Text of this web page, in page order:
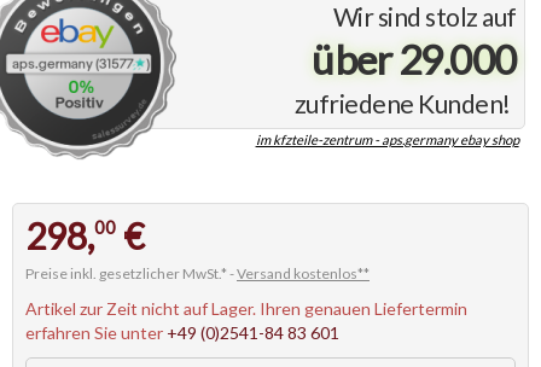
Wir sind stolz auf
über 29.000
zufriedene Kunden!
im kfzteile-zentrum - aps.germany ebay shop
298,00 €
Preise inkl. gesetzlicher MwSt.* -Versand kostenlos**
Artikel zur Zeit nicht auf Lager. Ihren genauen Liefertermin
erfahren Sie unter +49 (0)2541-84 83 601